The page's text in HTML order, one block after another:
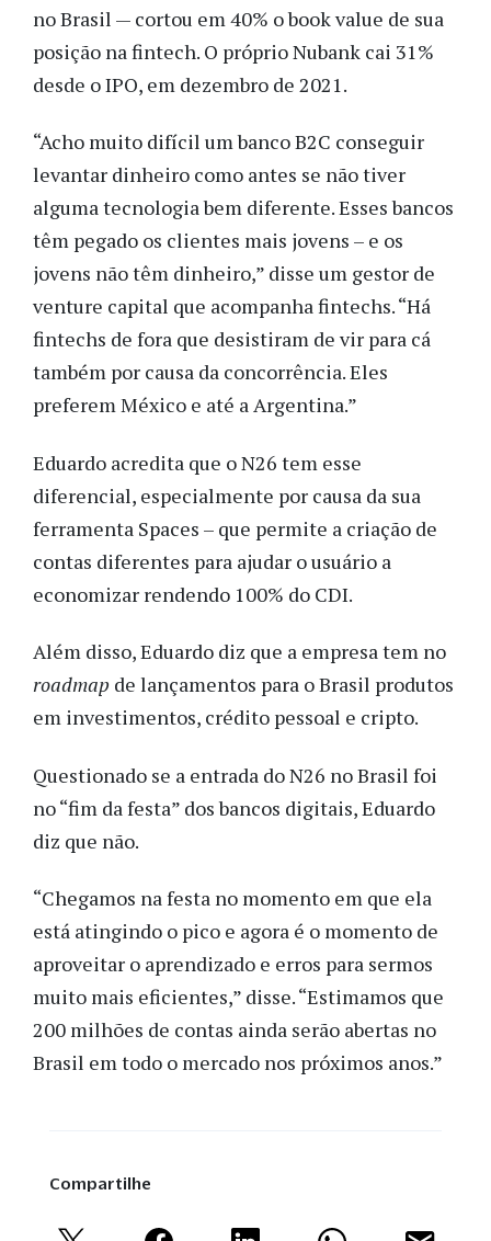
no Brasil — cortou em 40% o book value de sua
posição na fintech. O próprio Nubank cai 31%
desde o IPO, em dezembro de 2021.
“Acho muito difícil um banco B2C conseguir
levantar dinheiro como antes se não tiver
alguma tecnologia bem diferente. Esses bancos
têm pegado os clientes mais jovens – e os
jovens não têm dinheiro,” disse um gestor de
venture capital que acompanha fintechs. “Há
fintechs de fora que desistiram de vir para cá
também por causa da concorrência. Eles
preferem México e até a Argentina.”
Eduardo acredita que o N26 tem esse
diferencial, especialmente por causa da sua
ferramenta Spaces – que permite a criação de
contas diferentes para ajudar o usuário a
economizar rendendo 100% do CDI.
Além disso, Eduardo diz que a empresa tem no
roadmap de lançamentos para o Brasil produtos
em investimentos, crédito pessoal e cripto.
Questionado se a entrada do N26 no Brasil foi
no “fim da festa” dos bancos digitais, Eduardo
diz que não.
“Chegamos na festa no momento em que ela
está atingindo o pico e agora é o momento de
aproveitar o aprendizado e erros para sermos
muito mais eficientes,” disse.“Estimamos que
200 milhões de contas ainda serão abertas no
Brasil em todo o mercado nos próximos anos.”
Compartilhe